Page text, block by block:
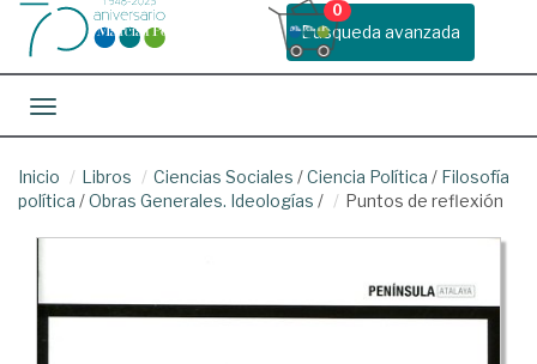
Busqueda avanzada
0
Toggle navigation
Inicio Libros Ciencias Sociales /Ciencia Política / Filosofía
política /Obras Generales. Ideologías / Puntos de reflexión